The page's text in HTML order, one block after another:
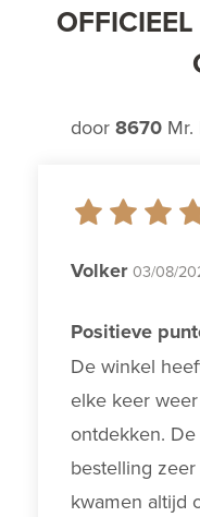
door 8670Mr.
Volker 03/08/
Positieve
De winkel
elke keer
ontdekken.
bestelling
kwamen altijd